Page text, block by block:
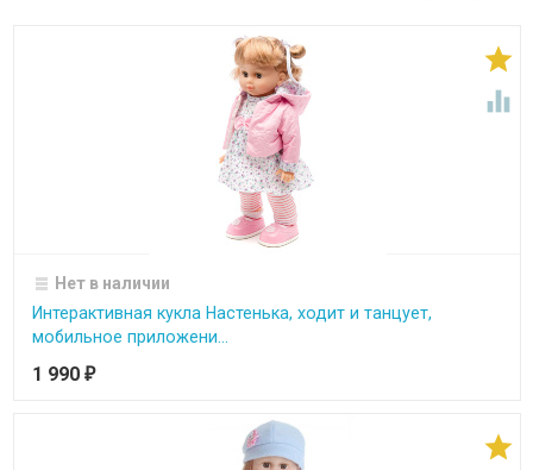


Нет в наличии
Интерактивная кукла Настенька, ходит и танцует,
мобильное приложени...
1 990 ₽
